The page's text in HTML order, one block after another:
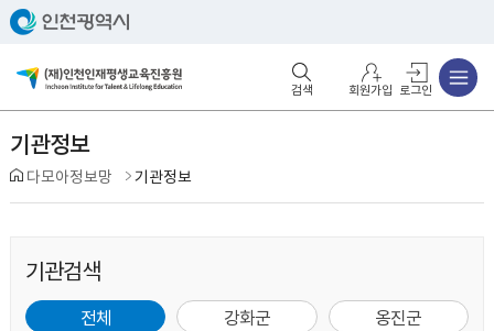
회원가입 로그인
기관정보
다모아정보망 기관정보
기관검색
전체 강화군
옹진군